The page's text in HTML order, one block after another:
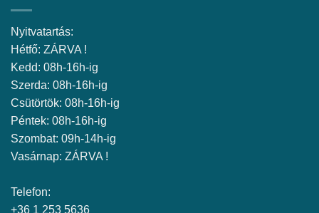
Nyitvatartás:
Hétfő: ZÁRVA !
Kedd: 08h-16h-ig
Szerda: 08h-16h-ig
Csütörtök: 08h-16h-ig
Péntek: 08h-16h-ig
Szombat: 09h-14h-ig
Vasárnap: ZÁRVA !
Telefon:
+36 1 253 5636